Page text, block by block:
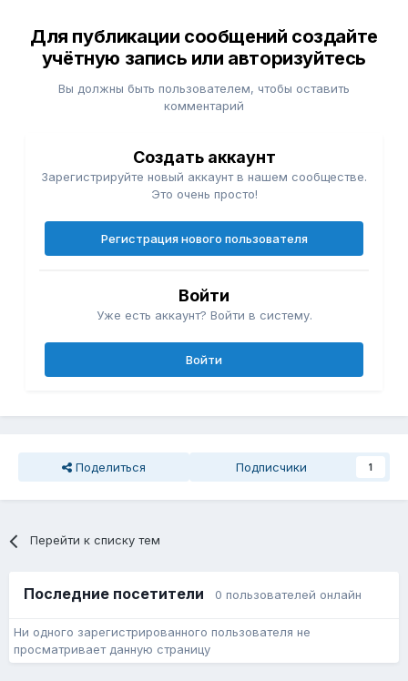
Для публикации сообщений создайте
учётную запись или авторизуйтесь
Вы должны быть пользователем, чтобы оставить
комментарий
Создать аккаунт
Зарегистрируйте новый аккаунт в нашем сообществе.
Это очень просто!
Регистрация нового пользователя
Войти
Уже есть аккаунт? Войти в систему.
Войти
Поделиться Подписчики 1
Перейти к списку тем
Последние посетители 0 пользователей онлайн
Ни одного зарегистрированного пользователя не
просматривает данную страницу